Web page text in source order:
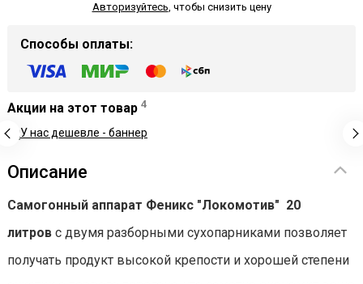
Авторизуйтесь, чтобы снизить цену
Способы оплаты:
Акции на этот товар 4
Описание
Самогонный аппарат Феникс "Локомотив" 20
литров с двумя разборными сухопарниками позволяет
получать продукт высокой крепости и хорошей степени